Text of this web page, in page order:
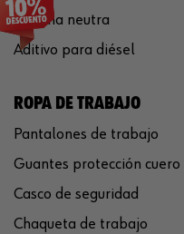
Silicona neutra
Aditivo para diésel
ROPA DE TRABAJO
Pantalones de trabajo
Guantes protección cuero
Casco de seguridad
Chaqueta de trabajo